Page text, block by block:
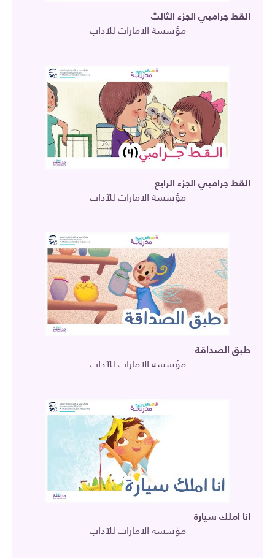
القط جرامبي الجزء الثالث
مؤسسة الامارات للآداب
القط جرامبي الجزء الرابع
مؤسسة الامارات للآداب
طبق الصداقة
مؤسسة الامارات للآداب
انا املك سيارة
مؤسسة الامارات للآداب